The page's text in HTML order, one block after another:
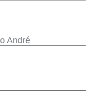
André